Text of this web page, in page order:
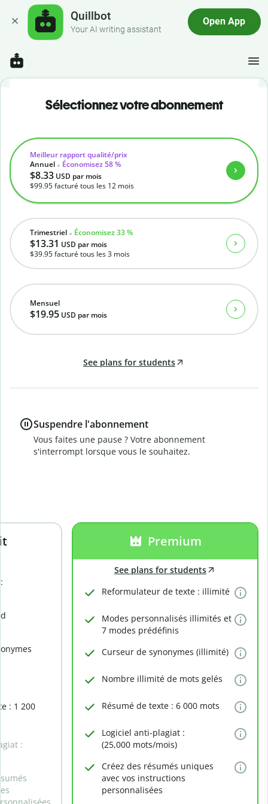
Quillbot
Your AI writing assistant
Open App
: 1 200
:
Premium
See plans for students
Reformulateur de texte : illimité
Modes personnalisés illimités et
7 modes prédéfinis
Curseur de synonymes (illimité)
Nombre illimité de mots gelés
Résumé de texte : 6 000 mots
Logiciel anti-plagiat :
(25,000 mots/mois)
Créez des résumés uniques
avec vos instructions
personnalisées
Sélectionnez votre abonnement
Mensuel
$19.95 USD par mois
Trimestriel Économisez 33 %
$13.31 USD par mois
$39.95facturé tous les 3 mois
Meilleur rapport qualité/prix
Annuel
Économisez 58 %
$8.33 USD par mois
$99.95facturé tous les 12 mois
See plans for students
Suspendre l'abonnement
Vous faites une pause ? Votre abonnement
s'interrompt lorsque vous le souhaitez.